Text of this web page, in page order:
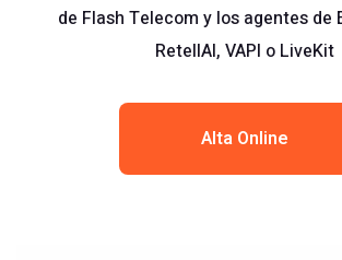
de Flash Telecom y los agentes de
RetellAI, VAPI o LiveKit
Alta Online